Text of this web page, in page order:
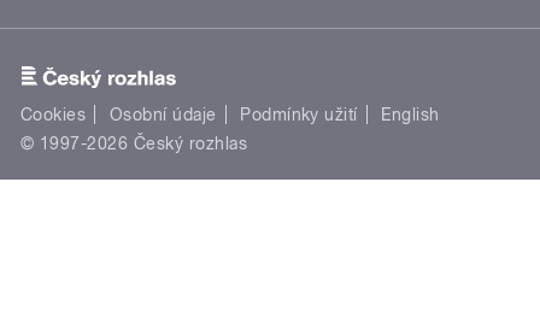
Cookies Osobní údaje Podmínky užití
English
© 1997-2026 Český rozhlas